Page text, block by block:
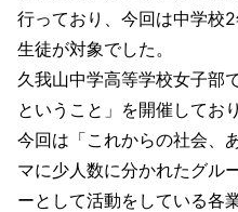
行っており、今回は中学校
生徒が対象でした。
久我山中学高等学校女子部
ということ」を開催しており
今回は「これからの社会、
マに少人数に分かれたグル
ーとして活動をしている各